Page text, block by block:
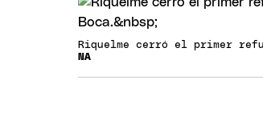
Riquelme cerró el primer
NA